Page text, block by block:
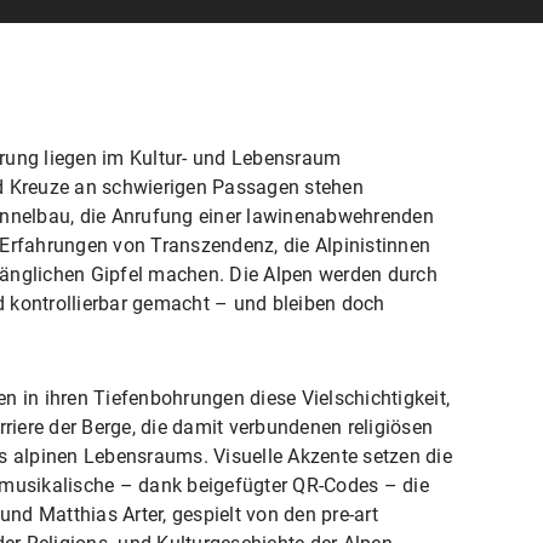
liegen im Kultur- und Lebensraum
an schwierigen Passagen stehen
die Anrufung einer lawinenabwehrenden
von Transzendenz, die Alpinistinnen
Gipfel machen. Die Alpen werden durch
gemacht – und bleiben doch
in ihren Tiefenbohrungen diese Vielschichtigkeit,
der Berge, die damit verbundenen religiösen
alpinen Lebensraums. Visuelle Akzente setzen die
– dank beigefügter QR-Codes – die
Matthias Arter, gespielt von den pre-art